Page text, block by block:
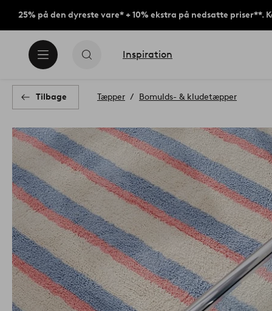
25% på den dyreste vare* + 10% ekstra på nedsatte priser**.
Inspiration
Tilbage Tæpper Bomulds- & kludetæpper